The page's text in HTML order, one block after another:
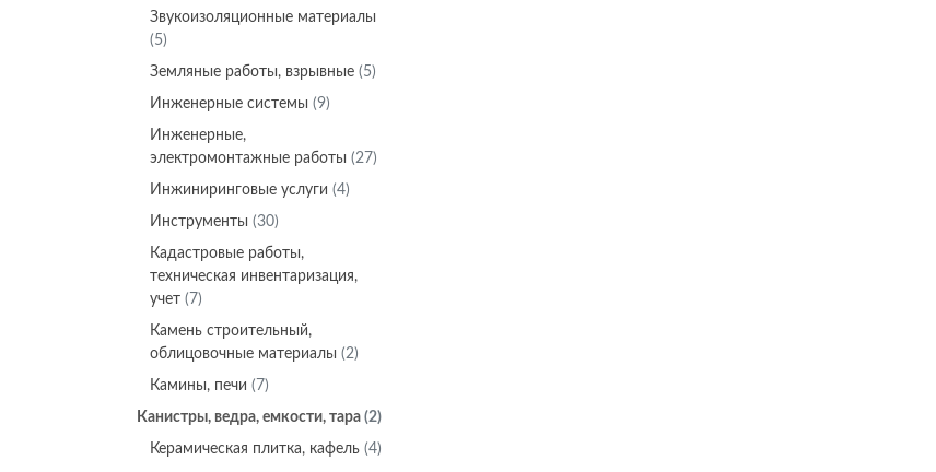
Звукоизоляционные материалы
(5)
Земляные работы, взрывные (5)
Инженерные системы (9)
Инженерные,
электромонтажные работы (27)
Инжиниринговые услуги (4)
Инструменты (30)
Кадастровые работы,
техническая инвентаризация,
учет (7)
Камень строительный,
облицовочные материалы (2)
Камины, печи (7)
Канистры, ведра, емкости, тара (2)
Керамическая плитка, кафель (4)